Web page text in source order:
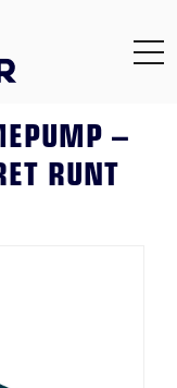
–
RUNT